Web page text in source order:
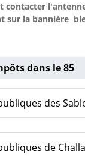
contacter
sur la bannière
dans le 85
des
de